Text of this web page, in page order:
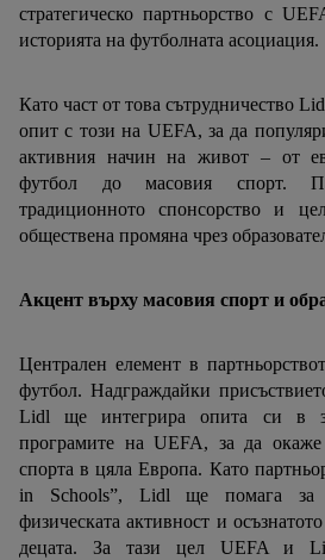
стратегическо партньорство с
историята на футболната асоциация.
Като част от това сътрудничество
опит с този на UEFA, за да
активния начин на живот – от
футбол до масовия спорт.
традиционното спонсорство и
обществена промяна чрез
Акцент върху масовия спорт и
Централен елемент в
футбол. Надграждайки
Lidl ще интегрира опита си в
програмите на UEFA, за да
спорта в цяла Европа. Като
in Schools”, Lidl ще помага за
физическата активност и
децата. За тази цел UEFA и